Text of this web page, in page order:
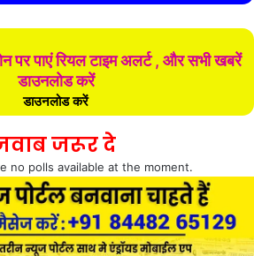
पर पाएं रियल टाइम अलर्ट , और सभी खबरें
डाउनलोड करें
डाउनलोड करें
जरूर दे
no polls available at the moment.